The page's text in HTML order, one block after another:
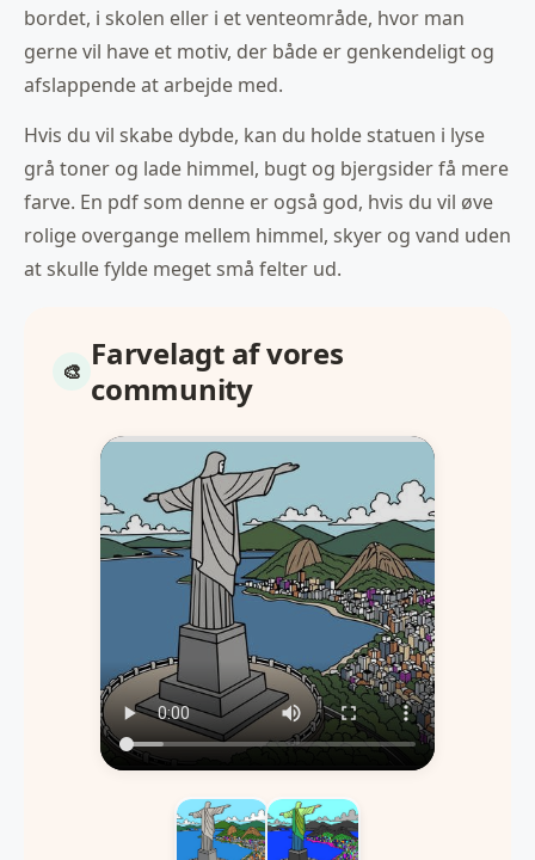
bordet, i skolen eller i et venteområde, hvor man
gerne vil have et motiv, der både er genkendeligt og
afslappende at arbejde med.
Hvis du vil skabe dybde, kan du holde statuen i lyse
grå toner og lade himmel, bugt og bjergsider få mere
farve. En pdf som denne er også god, hvis du vil øve
rolige overgange mellem himmel, skyer og vand uden
at skulle fylde meget små felter ud.
Farvelagt af vores
community